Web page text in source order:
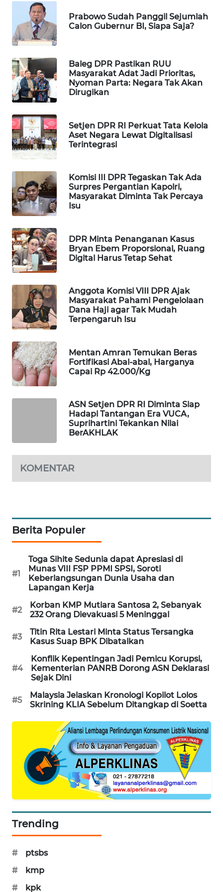
Prabowo Sudah Panggil Sejumlah
Calon Gubernur BI, Siapa Saja?
Baleg DPR Pastikan RUU
Masyarakat Adat Jadi Prioritas,
Nyoman Parta: Negara Tak Akan
Dirugikan
Setjen DPR RI Perkuat Tata Kelola
Aset Negara Lewat Digitalisasi
Terintegrasi
Komisi III DPR Tegaskan Tak Ada
Surpres Pergantian Kapolri,
Masyarakat Diminta Tak Percaya
Isu
DPR Minta Penanganan Kasus
Bryan Ebem Proporsional, Ruang
Digital Harus Tetap Sehat
Anggota Komisi VIII DPR Ajak
Masyarakat Pahami Pengelolaan
Dana Haji agar Tak Mudah
Terpengaruh Isu
Mentan Amran Temukan Beras
Fortifikasi Abal-abal, Harganya
Capai Rp 42.000/Kg
ASN Setjen DPR RI Diminta Siap
Hadapi Tantangan Era VUCA,
Suprihartini Tekankan Nilai
BerAKHLAK
KOMENTAR
Berita Populer
#1
Toga Sihite Sedunia dapat Apresiasi di
Munas VIII FSP PPMI SPSI, Soroti
Keberlangsungan Dunia Usaha dan
Lapangan Kerja
#2
Korban KMP Mutiara Santosa 2, Sebanyak
232 Orang Dievakuasi 5 Meninggal
#3
Titin Rita Lestari Minta Status Tersangka
Kasus Suap BPK Dibatalkan
#4
Konflik Kepentingan Jadi Pemicu Korupsi,
Kementerian PANRB Dorong ASN Deklarasi
Sejak Dini
#5
Malaysia Jelaskan Kronologi Kopilot Lolos
Skrining KLIA Sebelum Ditangkap di Soetta
Trending
#
ptsbs
#
kmp
#
kpk
MAWAKA
ID
NET
PLN
WATCH
MKLI
LPKKI
LKKI
KOPEKLIN
PORTAL
KONSUMEN
FORWAMKI
ALPERKLINAS
FORJASIDA
TAMBANG
NEWS
SITUNGIR
NEWS
NEWS
NEWS
METRO
MEDAN
NEWS
METRO
JAKARTA
NEWS
KRT
KARING
MARITIM
HUMBANG
NEWS
GARONGGANG
FISUELRI
ID
ENERGI
NEWS